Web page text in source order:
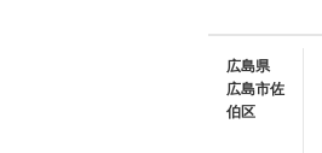
広島県
広島市佐
伯区